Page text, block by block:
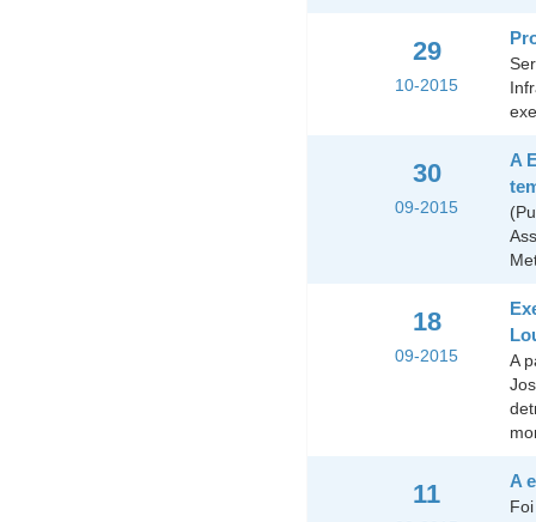
29
10-2015
30
09-2015
A
18
09-2015
A
11 A